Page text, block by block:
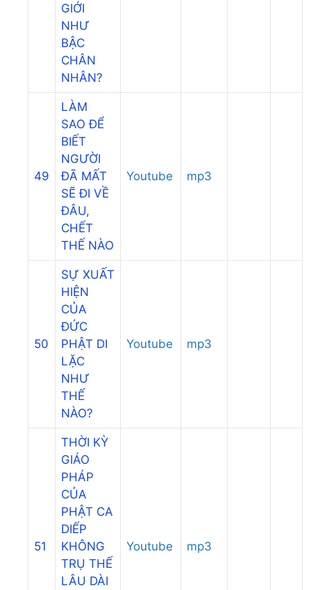
GIỚI
NHƯ
BẬC
CHÂN
NHÂN?
49
LÀM
SAO ĐỂ
BIẾT
NGƯỜI
ĐÃ MẤT
SẼ ĐI VỀ
ĐÂU,
CHẾT
THẾ NÀO
Youtube mp3
50
SỰ XUẤT
HIỆN
CỦA
ĐỨC
PHẬT DI
LẶC
NHƯ
THẾ
NÀO?
Youtube mp3
51
THỜI KỲ
GIÁO
PHÁP
CỦA
PHẬT CA
DIẾP
KHÔNG
TRỤ THẾ
LÂU DÀI
Youtube mp3